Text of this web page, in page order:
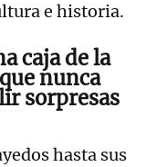
e historia.
caja de la
nunca
sorpresas
hasta sus